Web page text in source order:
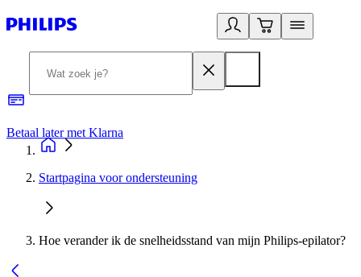
Betaal later met Klarna
Startpagina voor ondersteuning
Hoe verander ik de snelheidsstand van mijn Philips-epilator?